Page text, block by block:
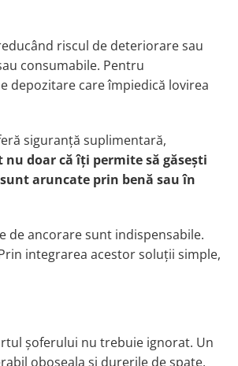
riscul de deteriorare sau
consumabile. Pentru
depozitare care împiedică lovirea
siguranţă suplimentară,
doar că îţi permite să găseşti
aruncate prin benă sau în
de ancorare sunt indispensabile.
integrarea acestor soluţii simple,
şoferului nu trebuie ignorat. Un
oboseala şi durerile de spate,